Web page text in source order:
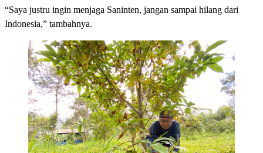
“Saya justru ingin menjaga Saninten, jangan sampai hilang dari
Indonesia,” tambahnya.